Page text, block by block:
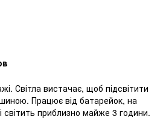
Світла вистачає, щоб підсвітити
Працює від батарейок, на
приблизно майже 3 години.